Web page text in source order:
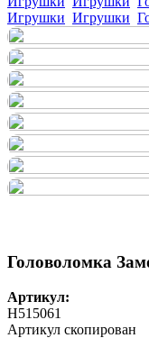
Игрушки Игрушки
Головоломка
Артикул:
H515061
Артикул скопирован